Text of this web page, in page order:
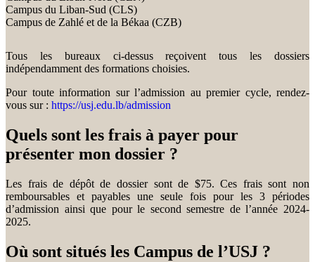
Campus du Liban-Sud (CLS)
Campus de Zahlé et de la Békaa (CZB)
Tous les bureaux ci-dessus reçoivent tous les dossiers
indépendamment des formations choisies.
Pour toute information sur l’admission au premier cycle, rendez-
vous sur : https://usj.edu.lb/admission
Quels sont les frais à payer pour
présenter mon dossier ?
Les frais de dépôt de dossier sont de $75. Ces frais sont non
remboursables et payables une seule fois pour les 3 périodes
d’admission ainsi que pour le second semestre de l’année 2024-
2025.
Où sont situés les Campus de l’USJ ?